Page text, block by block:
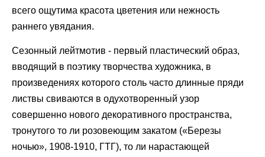
всего ощутима красота цветения или нежность
раннего увядания.
Сезонный лейтмотив - первый пластический образ,
вводящий в поэтику творчества художника, в
произведениях которого столь часто длинные пряди
листвы свиваются в одухотворенный узор
совершенно нового декоративного пространства,
тронутого то ли розовеющим закатом («Березы
ночью», 1908-1910, ГТГ), то ли нарастающей